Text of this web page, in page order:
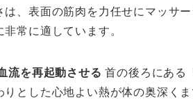
、表面の筋肉を力任せにマッサ
常に適しています。
流を再起動させる 首の後ろにある
とした心地よい熱が体の奥深く